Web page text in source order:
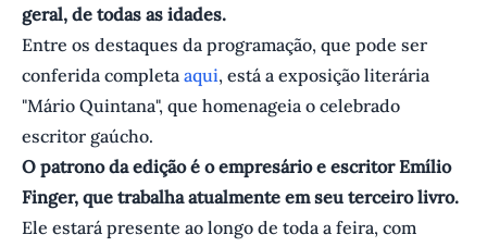
geral, de todas as idades.
Entre os destaques da programação, que pode ser
conferida completa aqui, está a exposição literária
"Mário Quintana", que homenageia o celebrado
escritor gaúcho.
O patrono da edição é o empresário e escritor Emílio
Finger, que trabalha atualmente em seu terceiro livro.
Ele estará presente ao longo de toda a feira, com